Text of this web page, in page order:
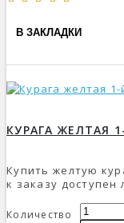
В ЗАКЛАДКИ
КУРАГА ЖЕЛТАЯ
Купить желтую
к заказу
Количество